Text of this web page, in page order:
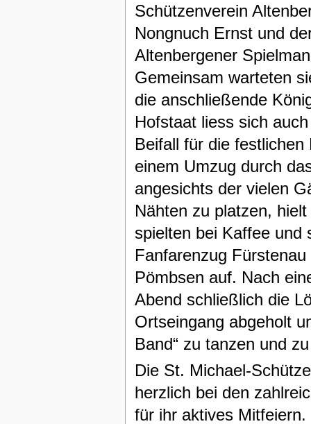
Schützenverein
Nongnuch Ernst und
Altenbergener
Gemeinsam warteten
die anschließende
Hofstaat liess sich
Beifall für die
einem Umzug durch
angesichts der vielen
Nähten zu platzen,
spielten bei Kaffee und
Fanfarenzug
Pömbsen auf. Nach
Abend schließlich die
Ortseingang abgeholt
Band“ zu tanzen und
Die St. Michael-
herzlich bei den
für ihr aktives